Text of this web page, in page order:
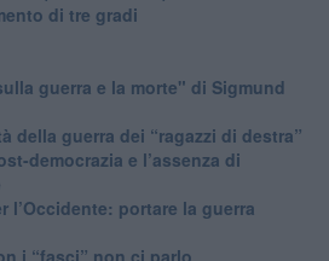
di tre gradi
guerra e la morte" di Sigmund
della guerra dei “ragazzi di destra”
democrazia e l’assenza di
l’Occidente: portare la guerra
i “fasci” non ci parlo